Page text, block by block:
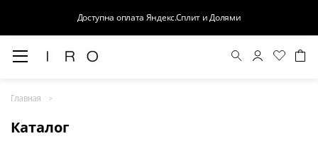
Доступна оплата Яндекс.Сплит и Долями
Главная
Каталог